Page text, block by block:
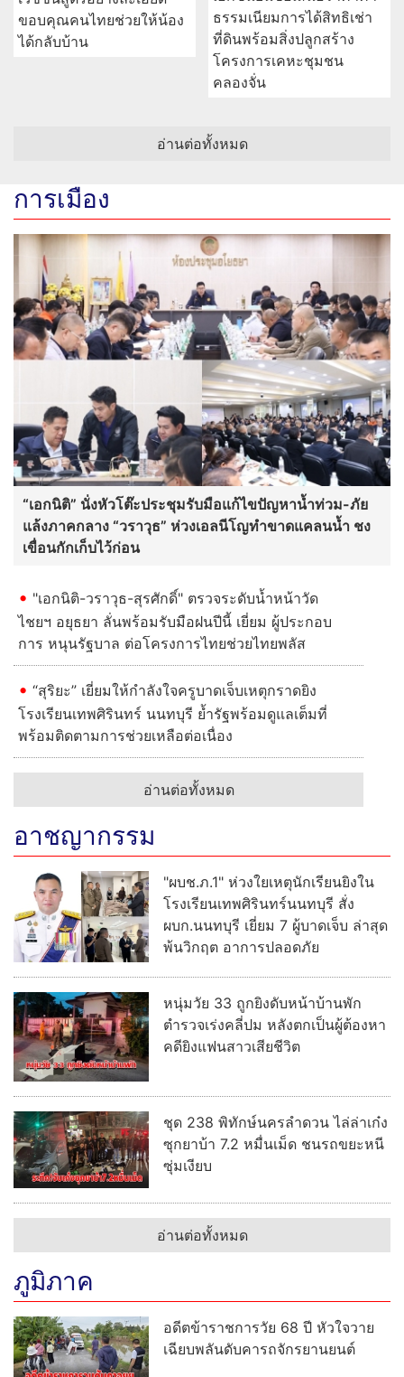
ขอบคุณคนไทยช่วยให้น้อง
ได้กลับบ้าน
ธรรมเนียมการได้สิทธิเช่า
ที่ดินพร้อมสิ่งปลูกสร้าง
โครงการเคหะชุมชน
คลองจั่น
อ่านต่อทั้งหมด
การเมือง
“เอกนิติ” นั่งหัวโต๊ะประชุมรับมือแก้ไขปัญหาน้ำท่วม-ภัย
แล้งภาคกลาง “วราวุธ” ห่วงเอลนีโญทำขาดแคลนน้ำ ชง
เขื่อนกักเก็บไว้ก่อน
"เอกนิติ-วราวุธ-สุรศักดิ์" ตรวจระดับน้ำหน้าวัด
ไชยฯ อยุธยา ลั่นพร้อมรับมือฝนปีนี้ เยี่ยม ผู้ประกอบ
การ หนุนรัฐบาล ต่อโครงการไทยช่วยไทยพลัส
“สุริยะ” เยี่ยมให้กำลังใจครูบาดเจ็บเหตุกราดยิง
โรงเรียนเทพศิรินทร์ นนทบุรี ย้ำรัฐพร้อมดูแลเต็มที่
พร้อมติดตามการช่วยเหลือต่อเนื่อง
อ่านต่อทั้งหมด
อาชญากรรม
"ผบช.ภ.1" ห่วงใยเหตุนักเรียนยิงใน
โรงเรียนเทพศิรินทร์นนทบุรี สั่ง
ผบก.นนทบุรี เยี่ยม 7 ผู้บาดเจ็บ ล่าสุด
พ้นวิกฤต อาการปลอดภัย
หนุ่มวัย 33 ถูกยิงดับหน้าบ้านพัก
ตำรวจเร่งคลี่ปม หลังตกเป็นผู้ต้องหา
คดียิงแฟนสาวเสียชีวิต
ชุด 238 พิทักษ์นครลำดวน ไล่ล่าเก๋ง
ซุกยาบ้า 7.2 หมื่นเม็ด ชนรถขยะหนี
ซุ่มเงียบ
อ่านต่อทั้งหมด
ภูมิภาค
อดีตข้าราชการวัย 68 ปี หัวใจวาย
เฉียบพลันดับคารถจักรยานยนต์